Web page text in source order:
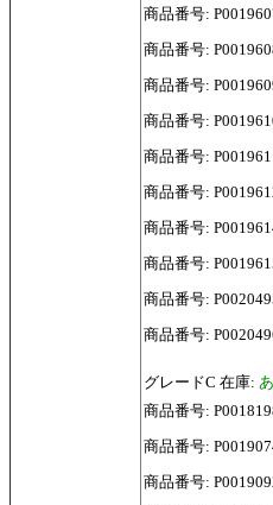
商品番号:
商品番号:
商品番号:
商品番号:
商品番号:
商品番号:
商品番号:
商品番号:
商品番号:
商品番号:
グレードC 在庫:
商品番号:
商品番号:
商品番号: